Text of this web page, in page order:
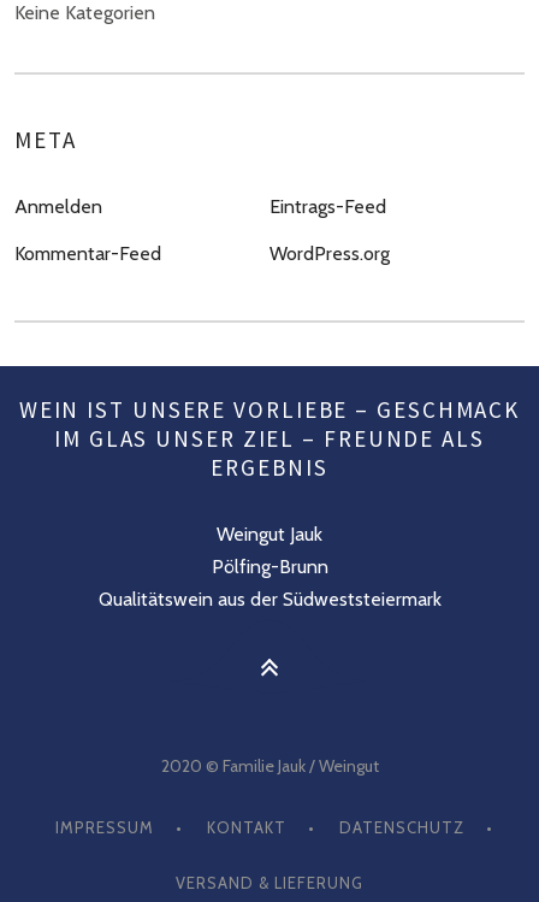
Keine Kategorien
META
Anmelden Eintrags-Feed
Kommentar-Feed WordPress.org
WEIN IST UNSERE VORLIEBE – GESCHMACK
IM GLAS UNSER ZIEL – FREUNDE ALS
ERGEBNIS
Weingut Jauk
Pölfing-Brunn
Qualitätswein aus der Südweststeiermark
2020 © Familie Jauk / Weingut
IMPRESSUM KONTAKT DATENSCHUTZ
VERSAND & LIEFERUNG